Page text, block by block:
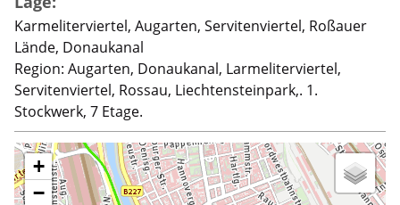
Karmeliterviertel, Augarten, Servitenviertel, Roßauer
Lände, Donaukanal
Region: Augarten, Donaukanal, Larmeliterviertel,
Servitenviertel, Rossau, Liechtensteinpark,. 1.
Stockwerk, 7 Etage.
+
−